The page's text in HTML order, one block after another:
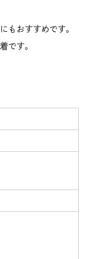
もおすすめです。
です。